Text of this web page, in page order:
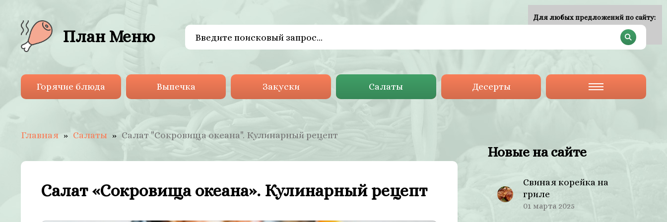
План Меню
Горячие блюда Выпечка Закуски Салаты Десерты
Главная Салаты Салат "Сокровища океана". Кулинарный рецепт
Салат «Сокровища океана». Кулинарный рецепт
Новые на сайте
Свиная корейка на
гриле
01 марта 2025
Для любых предложений по сайту: